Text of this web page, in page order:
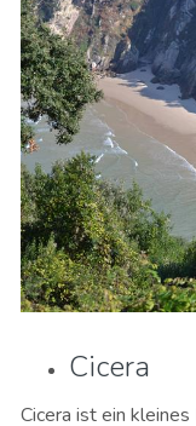
Cicera
Cicera ist ein